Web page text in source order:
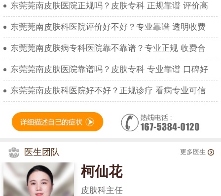
东莞莞南皮肤医院正规吗？皮肤专科 正规靠谱 评价高
东莞莞南皮肤科医院评价好不好？专业靠谱 透明收费
东莞莞南皮肤病专科医院靠不靠谱？专业正规 收费合
东莞莞南皮肤医院靠谱吗？皮肤专科 专业靠谱 口碑好
东莞莞南皮肤科医院好不好？正规诊疗 看病专业可信
医生团队 更多医生
柯仙花
皮肤科主任